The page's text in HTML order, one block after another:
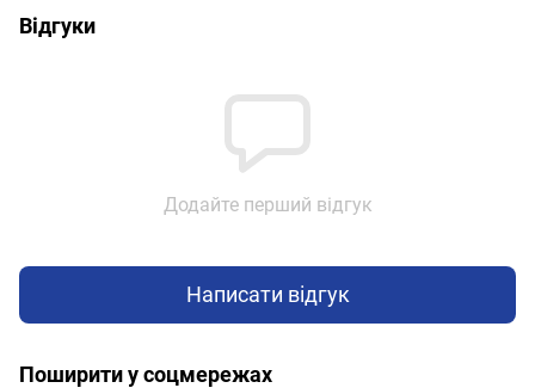
Відгуки
Додайте перший відгук
Написати відгук
Поширити у соцмережах